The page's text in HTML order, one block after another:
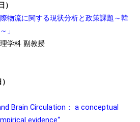
物流に関する現状分析と政策課題～韓
」
学科 副教授
Brain Circulation： a conceptual
evidence“